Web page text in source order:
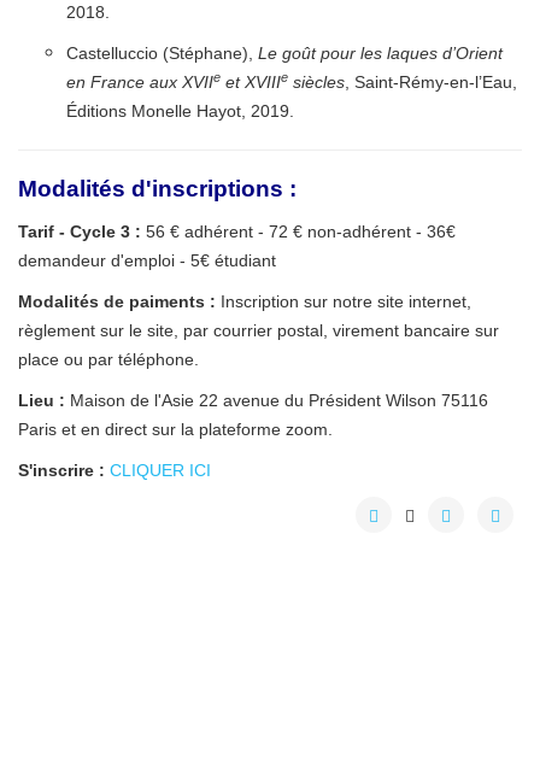
2018.
Castelluccio (Stéphane), Le goût pour les laques d’Orient
en France aux XVIIe et XVIIIe siècles , Saint-Rémy-en-l’Eau,
Éditions Monelle Hayot, 2019.
Modalités d'inscriptions :
Tarif - Cycle 3 : 56 € adhérent - 72 € non-adhérent - 36€
demandeur d'emploi - 5€ étudiant
Modalités de paiments : Inscription sur notre site internet,
règlement sur le site, par courrier postal, virement bancaire sur
place ou par téléphone.
Lieu : Maison de l'Asie 22 avenue du Président Wilson 75116
Paris et en direct sur la plateforme zoom.
S'inscrire : CLIQUER ICI